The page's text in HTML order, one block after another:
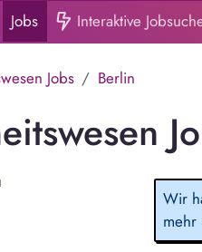
Jobs Interaktive
Jobs Berlin
Wir
mehr